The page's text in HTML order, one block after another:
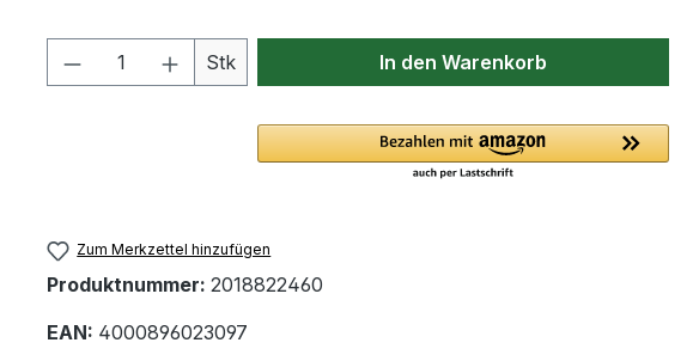
Produkt Anzahl: Gib den gewünschten Wert
Stk In den Warenkorb
Zum Merkzettel hinzufügen
Produktnummer: 2018822460
EAN: 4000896023097